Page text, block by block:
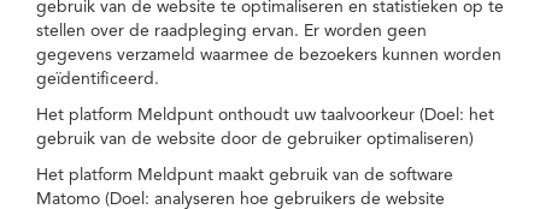
gebruik van de website te optimaliseren en statistieken op te
stellen over de raadpleging ervan. Er worden geen
gegevens verzameld waarmee de bezoekers kunnen worden
geïdentificeerd.
Het platform Meldpunt onthoudt uw taalvoorkeur (Doel: het
gebruik van de website door de gebruiker optimaliseren)
Het platform Meldpunt maakt gebruik van de software
Matomo (Doel: analyseren hoe gebruikers de website